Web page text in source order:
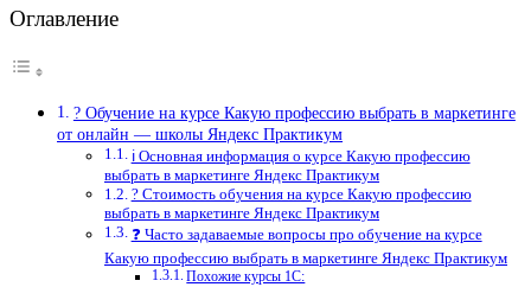
Оглавление
? Обучение на курсе Какую профессию выбрать в маркетинге
от онлайн — школы Яндекс Практикум
ℹ️ Основная информация о курсе Какую профессию
выбрать в маркетинге Яндекс Практикум
? Стоимость обучения на курсе Какую профессию
выбрать в маркетинге Яндекс Практикум
❓ Часто задаваемые вопросы про обучение на курсе
Какую профессию выбрать в маркетинге Яндекс Практикум
Похожие курсы 1С: